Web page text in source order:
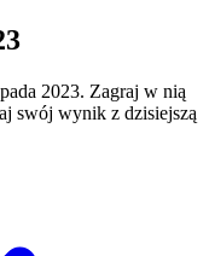
2023. Zagraj w nią
swój wynik z dzisiejszą